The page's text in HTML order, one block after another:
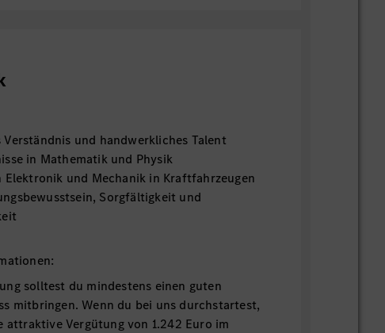
Verständnis und handwerkliches Talent
in Mathematik und Physik
Elektronik und Mechanik in Kraftfahrzeugen
Sorgfältigkeit und
solltest du mindestens einen guten
mitbringen. Wenn du bei uns durchstartest,
attraktive Vergütung von 1.242 Euro im